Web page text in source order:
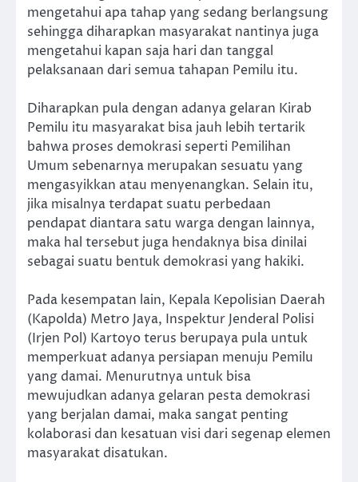
mengetahui apa tahap yang sedang berlangsung
sehingga diharapkan masyarakat nantinya juga
mengetahui kapan saja hari dan tanggal
pelaksanaan dari semua tahapan Pemilu itu.
Diharapkan pula dengan adanya gelaran Kirab
Pemilu itu masyarakat bisa jauh lebih tertarik
bahwa proses demokrasi seperti Pemilihan
Umum sebenarnya merupakan sesuatu yang
mengasyikkan atau menyenangkan. Selain itu,
jika misalnya terdapat suatu perbedaan
pendapat diantara satu warga dengan lainnya,
maka hal tersebut juga hendaknya bisa dinilai
sebagai suatu bentuk demokrasi yang hakiki.
Pada kesempatan lain, Kepala Kepolisian Daerah
(Kapolda) Metro Jaya, Inspektur Jenderal Polisi
(Irjen Pol) Kartoyo terus berupaya pula untuk
memperkuat adanya persiapan menuju Pemilu
yang damai. Menurutnya untuk bisa
mewujudkan adanya gelaran pesta demokrasi
yang berjalan damai, maka sangat penting
kolaborasi dan kesatuan visi dari segenap elemen
masyarakat disatukan.